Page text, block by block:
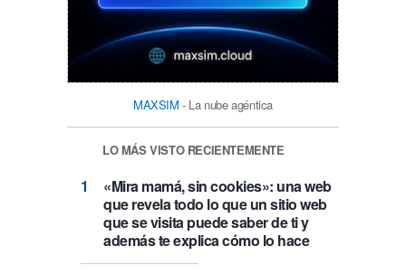
MAXSIM - La nube agéntica
LO MÁS VISTO RECIENTEMENTE
«Mira mamá, sin cookies»: una web
que revela todo lo que un sitio web
que se visita puede saber de ti y
además te explica cómo lo hace